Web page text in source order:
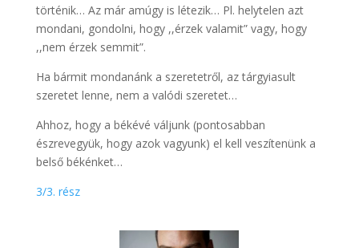
történik… Az már amúgy is létezik… Pl. helytelen azt
mondani, gondolni, hogy ,,érzek valamit” vagy, hogy
,,nem érzek semmit”.
Ha bármit mondanánk a szeretetről, az tárgyiasult
szeretet lenne, nem a valódi szeretet…
Ahhoz, hogy a békévé váljunk (pontosabban
észrevegyük, hogy azok vagyunk) el kell veszítenünk a
belső békénket…
3/3. rész